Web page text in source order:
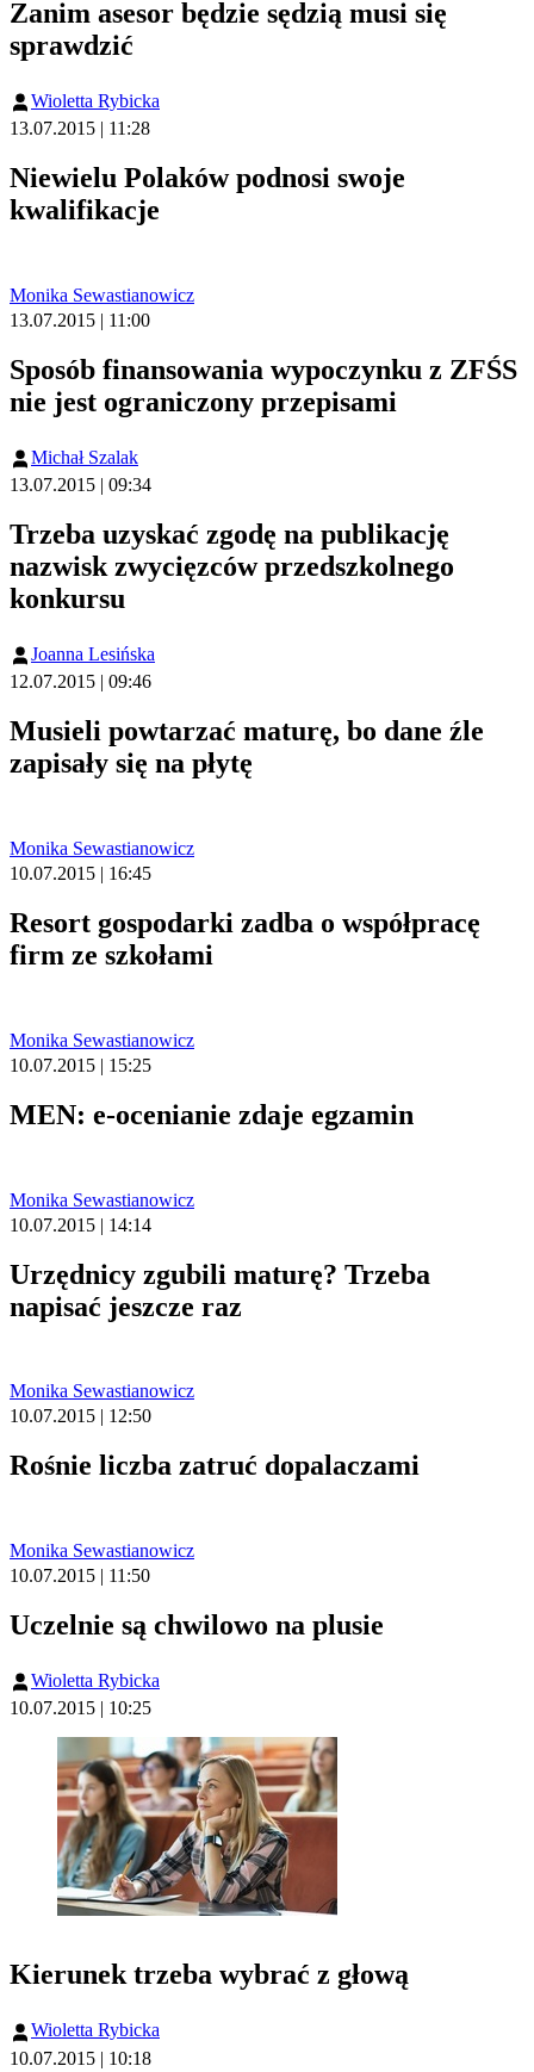
Zanim asesor będzie sędzią musi się
sprawdzić
Wioletta Rybicka
13.07.2015 | 11:28
Niewielu Polaków podnosi swoje
kwalifikacje
Monika Sewastianowicz
13.07.2015 | 11:00
Sposób finansowania wypoczynku z ZFŚS
nie jest ograniczony przepisami
Michał Szalak
13.07.2015 | 09:34
Trzeba uzyskać zgodę na publikację
nazwisk zwycięzców przedszkolnego
konkursu
Joanna Lesińska
12.07.2015 | 09:46
Musieli powtarzać maturę, bo dane źle
zapisały się na płytę
Monika Sewastianowicz
10.07.2015 | 16:45
Resort gospodarki zadba o współpracę
firm ze szkołami
Monika Sewastianowicz
10.07.2015 | 15:25
MEN: e-ocenianie zdaje egzamin
Monika Sewastianowicz
10.07.2015 | 14:14
Urzędnicy zgubili maturę? Trzeba
napisać jeszcze raz
Monika Sewastianowicz
10.07.2015 | 12:50
Rośnie liczba zatruć dopalaczami
Monika Sewastianowicz
10.07.2015 | 11:50
Uczelnie są chwilowo na plusie
Wioletta Rybicka
10.07.2015 | 10:25
Kierunek trzeba wybrać z głową
Wioletta Rybicka
10.07.2015 | 10:18